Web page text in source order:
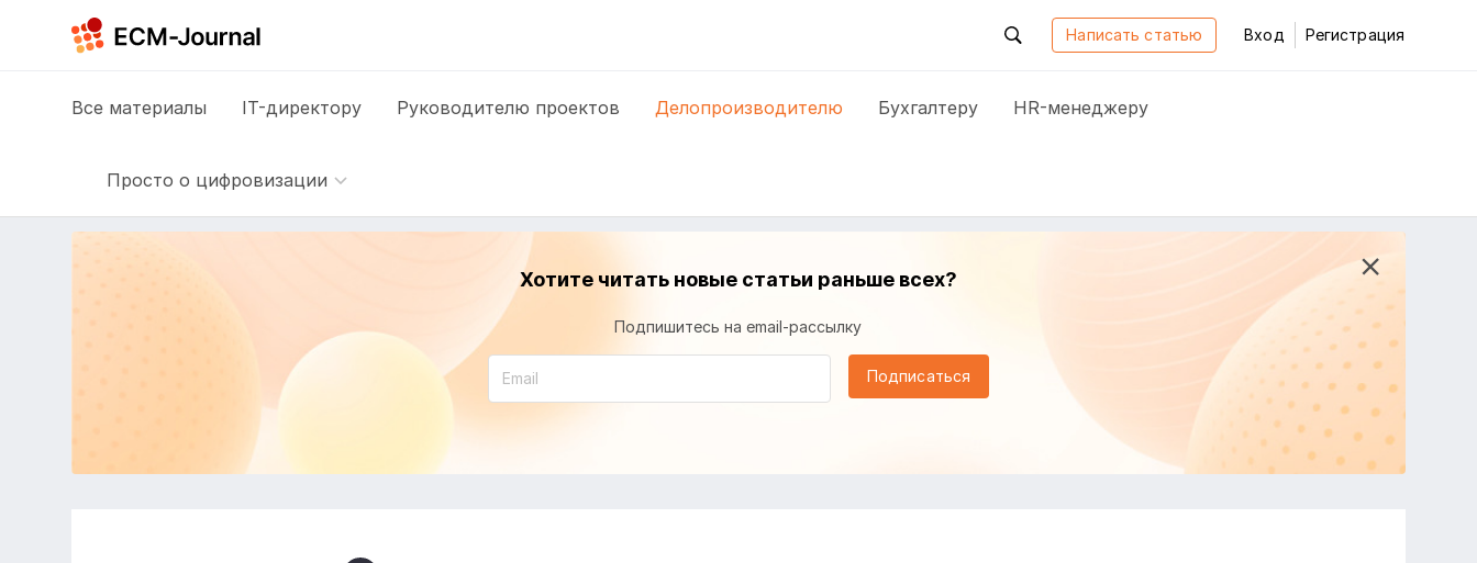
Написать статью Вход Регистрация
Все материалы IT-директору Руководителю проектов Делопроизводителю Бухгалтеру HR-менеджеру
Просто о цифровизации
Хотите читать новые статьи раньше всех?
Подпишитесь на email-рассылку
Подписаться